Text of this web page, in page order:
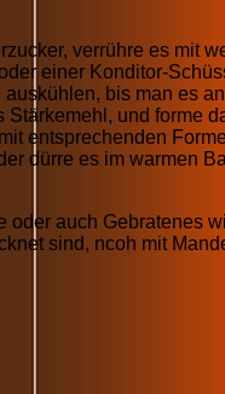
verrühre es mit
einer Konditor-
bis man es
Stärkemehl, und forme
entsprechenden
dürre es im warmen
oder auch Gebratenes
sind, ncoh mit